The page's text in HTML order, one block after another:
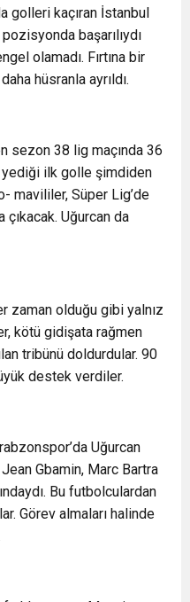
golleri kaçıran İstanbul
başarılıydı
olamadı. Fırtına bir
hüsranla ayrıldı.
sezon 38 lig maçında 36
ilk golle şimdiden
mavililer, Süper Lig’de
çıkacak. Uğurcan da
zaman olduğu gibi yalnız
kötü gidişata rağmen
tribünü doldurdular. 90
destek verdiler.
Uğurcan
Gbamin, Marc Bartra
Bu futbolculardan
Görev almaları halinde